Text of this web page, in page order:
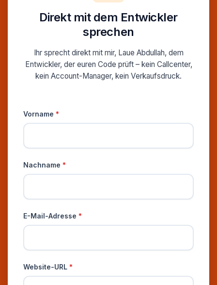
Direkt mit dem Entwickler
sprechen
Ihr sprecht direkt mit mir, Laue Abdullah, dem
Entwickler, der euren Code prüft – kein Callcenter,
kein Account-Manager, kein Verkaufsdruck.
Vorname *
Nachname *
E-Mail-Adresse *
Website-URL *